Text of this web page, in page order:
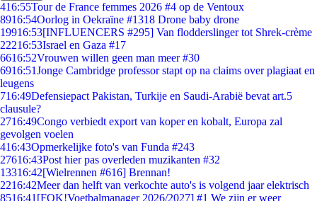
416:55Tour de France femmes 2026 #4 op de Ventoux
8916:54Oorlog in Oekraïne #1318 Drone baby drone
19916:53[INFLUENCERS #295] Van flodderslinger tot Shrek-crème
22216:53Israel en Gaza #17
6616:52Vrouwen willen geen man meer #30
6916:51Jonge Cambridge professor stapt op na claims over plagiaat en
leugens
716:49Defensiepact Pakistan, Turkije en Saudi-Arabië bevat art.5
clausule?
2716:49Congo verbiedt export van koper en kobalt, Europa zal
gevolgen voelen
416:43Opmerkelijke foto's van Funda #243
27616:43Post hier pas overleden muzikanten #32
13316:42[Wielrennen #616] Brennan!
2216:42Meer dan helft van verkochte auto's is volgend jaar elektrisch
8516:41 [FOK!Voetbalmanager 2026/2027] #1 We zijn er weer